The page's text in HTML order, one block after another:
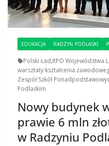
EDUKACJA RADZYŃ PODLASKI
Polski Ład,RPO Województwa
warsztaty kształcenia
Zespół Szkół
Podlaskim
Nowy budynek
prawie 6 mln
w Radzyniu